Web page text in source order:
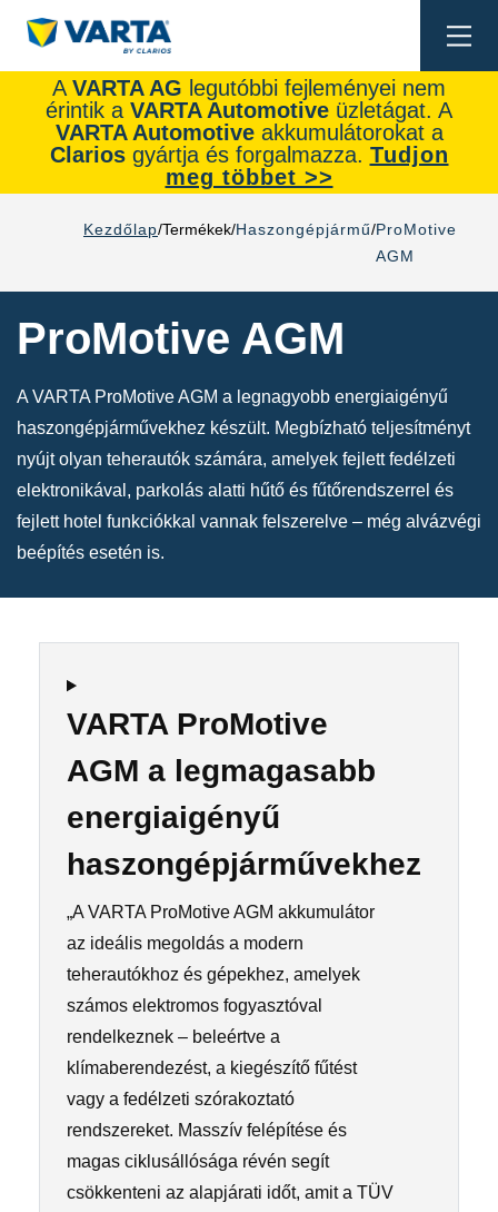
A VARTA AG legutóbbi fejleményei nem
érintik a VARTA Automotive üzletágat. A
VARTA Automotive akkumulátorokat a
Clariosgyártja és forgalmazza. Tudjon
meg többet >>
Kezdőlap Termékek Haszongépjármű ProMotive
AGM
ProMotive AGM
A VARTA ProMotive AGM a legnagyobb energiaigényű
haszongépjárművekhez készült. Megbízható teljesítményt
nyújt olyan teherautók számára, amelyek fejlett fedélzeti
elektronikával, parkolás alatti hűtő és fűtőrendszerrel és
fejlett hotel funkciókkal vannak felszerelve – még alvázvégi
beépítés esetén is.
VARTA ProMotive
AGM a legmagasabb
energiaigényű
haszongépjárművekhez
„A VARTA ProMotive AGM akkumulátor
az ideális megoldás a modern
teherautókhoz és gépekhez, amelyek
számos elektromos fogyasztóval
rendelkeznek – beleértve a
klímaberendezést, a kiegészítő fűtést
vagy a fedélzeti szórakoztató
rendszereket. Masszív felépítése és
magas ciklusállósága révén segít
csökkenteni az alapjárati időt, amit a TÜV